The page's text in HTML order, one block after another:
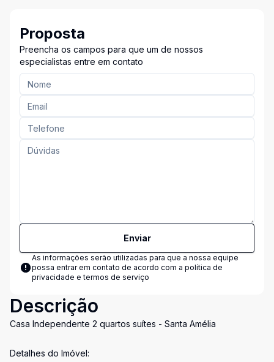
Proposta
Preencha os campos para que um de nossos
especialistas entre em contato
Enviar
As informações serão utilizadas para que a nossa equipe
possa entrar em contato de acordo com a política de
privacidade e termos de serviço
Descrição
Casa Independente 2 quartos suítes - Santa Amélia
Detalhes do Imóvel: